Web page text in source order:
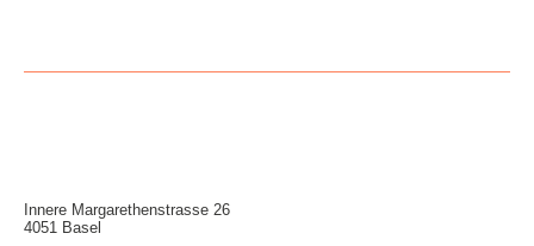
Innere Mar­garethen­strasse 26
4051 Basel